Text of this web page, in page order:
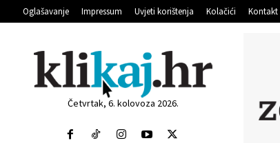
Oglašavanje Impressum Uvjeti korištenja Kolačići Kontakt
Četvrtak, 6. kolovoza 2026.